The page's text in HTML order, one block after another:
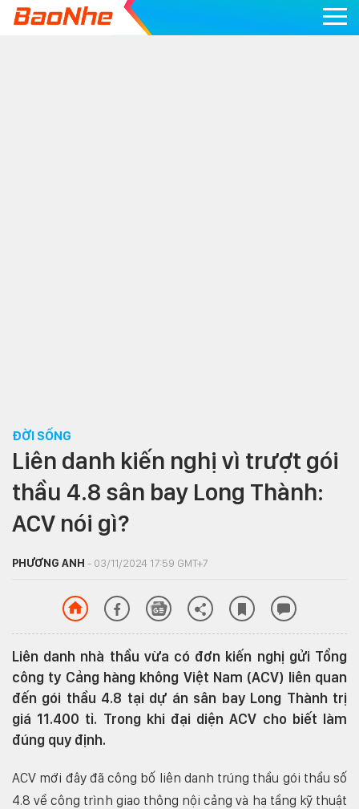
ĐỜI SỐNG
Liên danh kiến nghị vì trượt gói
thầu 4.8 sân bay Long Thành:
ACV nói gì?
PHƯƠNG ANH - 03/11/2024 17:59 GMT+7
Liên danh nhà thầu vừa có đơn kiến nghị gửi Tổng
công ty Cảng hàng không Việt Nam (ACV) liên quan
đến gói thầu 4.8 tại dự án sân bay Long Thành trị
giá 11.400 tỉ. Trong khi đại diện ACV cho biết làm
đúng quy định.
ACV mới đây đã công bố liên danh trúng thầu gói thầu số
4.8 về công trình giao thông nội cảng và hạ tầng kỹ thuật